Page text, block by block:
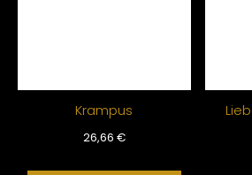
Krampus
26,66 €